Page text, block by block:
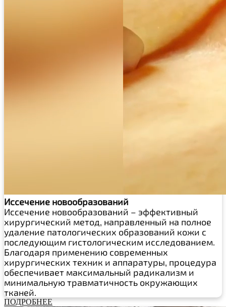
Иссечение новообразований
Иссечение новообразований – эффективный
хирургический метод, направленный на полное
удаление патологических образований кожи с
последующим гистологическим исследованием.
Благодаря применению современных
хирургических техник и аппаратуры, процедура
обеспечивает максимальный радикализм и
минимальную травматичность окружающих
тканей.
ПОДРОБНЕЕ